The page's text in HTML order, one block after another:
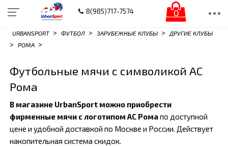
8(985)717-7574 0
URBANSPORT > ФУТБОЛ > ЗАРУБЕЖНЫЕ КЛУБЫ > ДРУГИЕ КЛУБЫ
> РОМА >
Футбольные мячи с символикой АС
Рома
В магазине UrbanSport можно приобрести
фирменные мячи с логотипом АС Ромапо доступной
цене и удобной доставкой по Москве и России. Действует
накопительная система скидок.